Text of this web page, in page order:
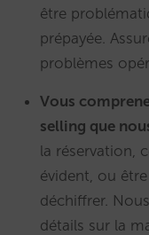
être
prépayée.
problèmes
Vous
selling que
la réservation,
évident, ou
déchiffrer.
détails sur la